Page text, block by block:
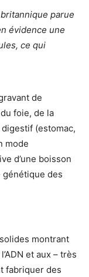
parue
évidence une
ce qui
de
foie, de la
digestif (estomac,
mode
d’une boisson
des
montrant
et aux – très
fabriquer des